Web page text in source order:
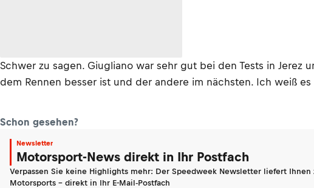
Schwer zu sagen. Giugliano war sehr gut bei den Tests in Jerez
dem Rennen besser ist und der andere im nächsten. Ich weiß
Schon gesehen?
Newsletter
Motorsport-News direkt in Ihr Postfach
Verpassen Sie keine Highlights mehr: Der Speedweek Newsletter liefert
Motorsports - direkt in Ihr E-Mail-Postfach